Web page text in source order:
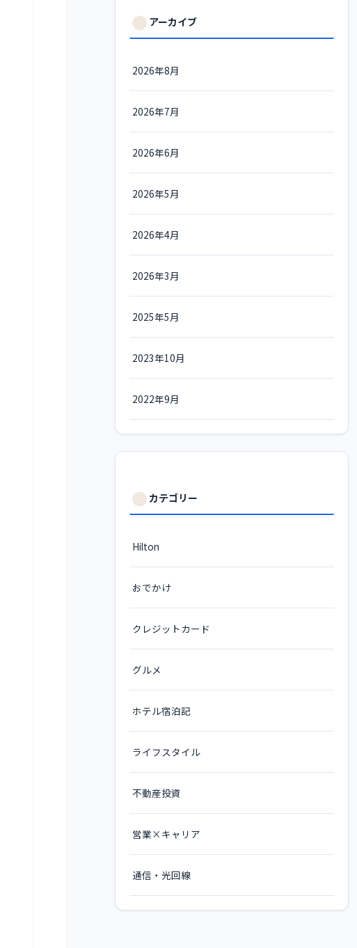
アーカイブ
2026年8月
2026年7月
2026年6月
2026年5月
2026年4月
2026年3月
2025年5月
2023年10月
2022年9月
カテゴリー
Hilton
おでかけ
クレジットカード
グルメ
ホテル宿泊記
ライフスタイル
不動産投資
営業×キャリア
通信・光回線